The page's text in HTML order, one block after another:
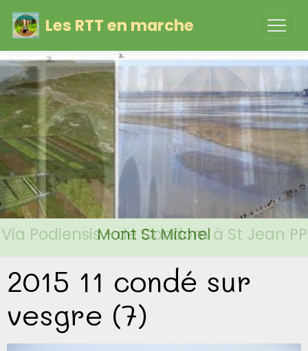
Les RTT en marche
Mont St Michel
Via Podiensis - de Condom à St Jean PP
2015 11 condé sur
vesgre (7)